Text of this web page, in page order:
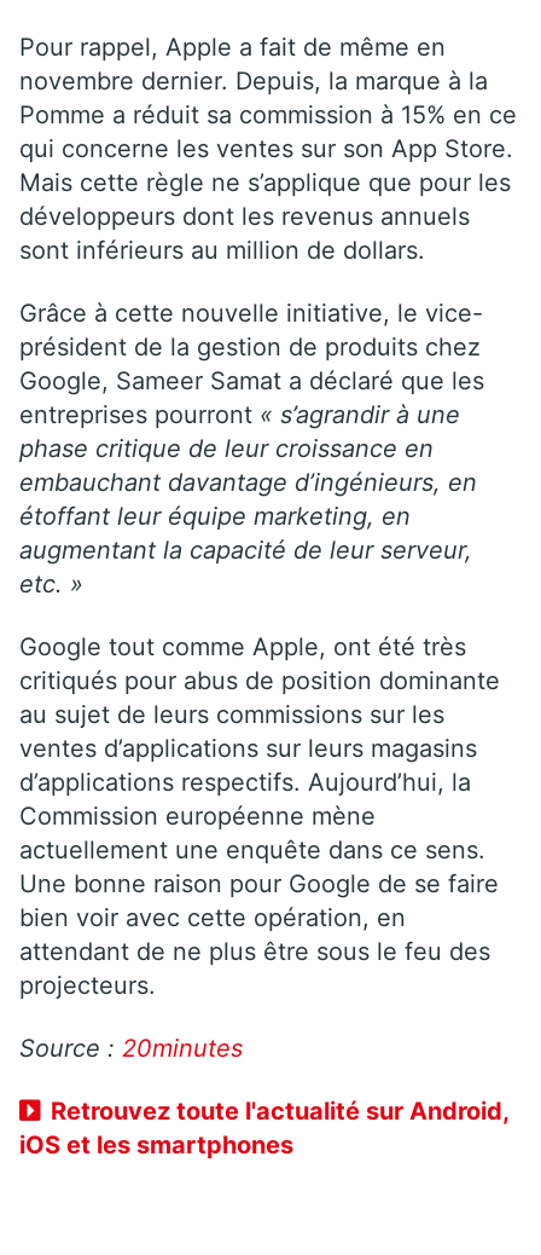
Pour rappel, Apple a fait de même en
novembre dernier. Depuis, la marque à la
Pomme a réduit sa commission à 15% en ce
qui concerne les ventes sur son App Store.
Mais cette règle ne s’applique que pour les
développeurs dont les revenus annuels
sont inférieurs au million de dollars.
Grâce à cette nouvelle initiative, le vice-
président de la gestion de produits chez
Google, Sameer Samat a déclaré que les
entreprises pourront « s’agrandir à une
phase critique de leur croissance en
embauchant davantage d’ingénieurs, en
étoffant leur équipe marketing, en
augmentant la capacité de leur serveur,
etc. »
Google tout comme Apple, ont été très
critiqués pour abus de position dominante
au sujet de leurs commissions sur les
ventes d’applications sur leurs magasins
d’applications respectifs. Aujourd’hui, la
Commission européenne mène
actuellement une enquête dans ce sens.
Une bonne raison pour Google de se faire
bien voir avec cette opération, en
attendant de ne plus être sous le feu des
projecteurs.
Source : 20minutes
Retrouvez toute l'actualité sur Android,
iOS et les smartphones